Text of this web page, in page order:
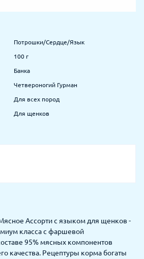
Потрошки/Сердце/Язык
100 г
Банка
Четвероногий Гурман
Для всех пород
Для щенков
Ассорти с языком для щенков -
класса с фаршевой
95% мясных компонентов
качества. Рецептуры корма богаты